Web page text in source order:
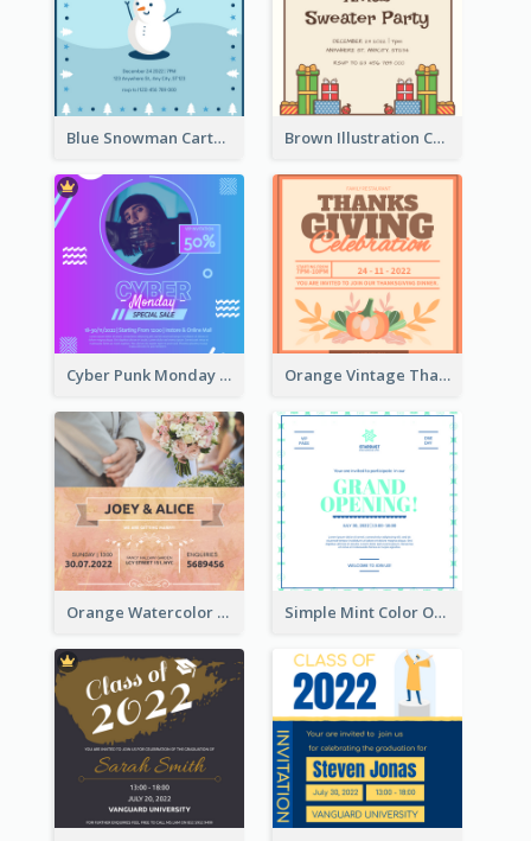
Blue Snowman Cartoon Christmas Concert Invitation Brown Illustration Christmas Sweater Party Invitation
Cyber Punk Monday Discount Invitation Design Orange Vintage Thanksgiving Celebration Invitation Design
Orange Watercolor Wedding Invitation Simple Mint Color Opening Day Invitation Card Idea